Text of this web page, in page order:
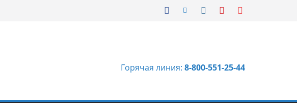
Горячая линия: 8-800-551-25-44